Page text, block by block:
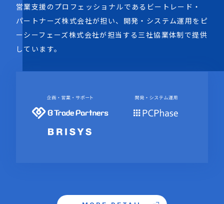
営業支援のプロフェッショナルであるビートレード・
パートナーズ株式会社が担い、開発・システム運用をピ
ーシーフェーズ株式会社が担当する三社協業体制で提供
しています。